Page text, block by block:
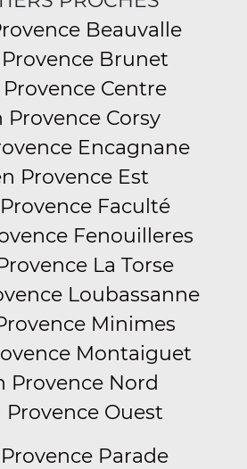
Beauvalle
Brunet
Centre
Provence Corsy
Encagnane
Provence Est
Faculté
Fenouilleres
La Torse
Loubassanne
Minimes
Montaiguet
Provence Nord
Provence Ouest
Parade